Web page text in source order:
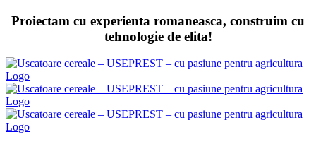
Skip
Proiectam cu experienta romaneasca, construim cu
tehnologie de elita!